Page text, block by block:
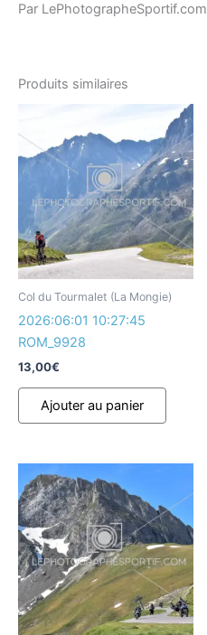
Par LePhotographeSportif.com
Produits similaires
Col du Tourmalet (La Mongie)
2026:06:01 10:27:45
ROM_9928
13,00€
Ajouter au panier